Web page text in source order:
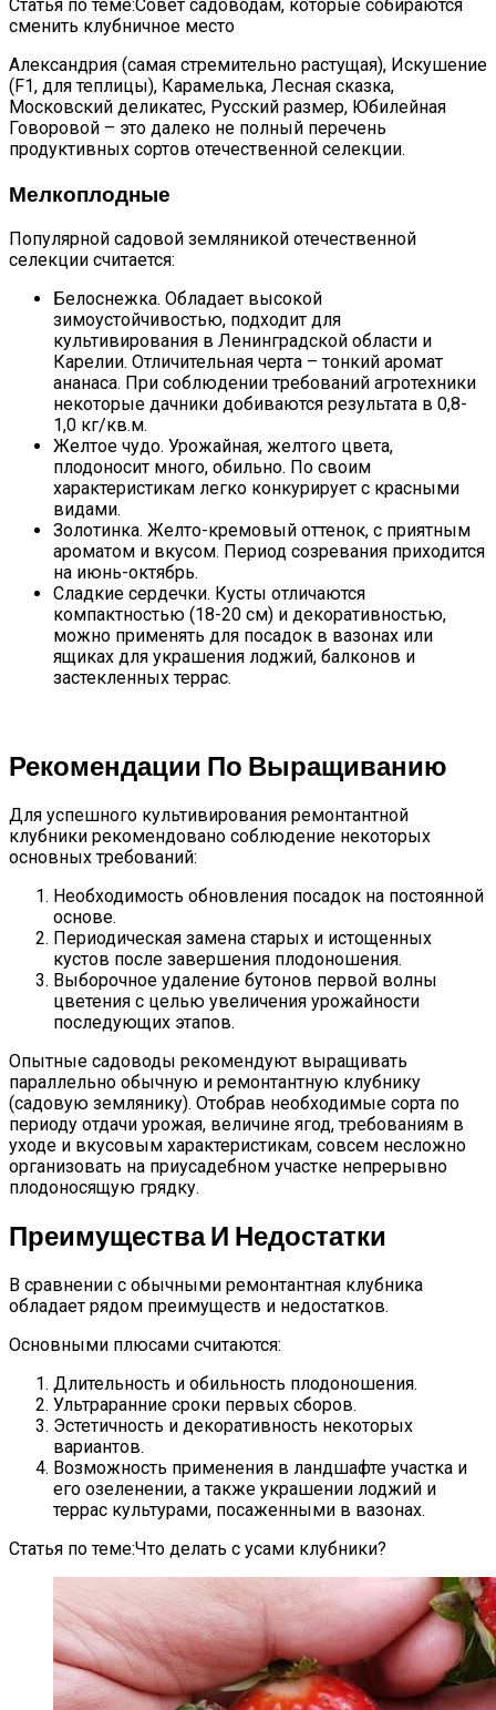
Статья по теме:Совет садоводам, которые собираются
сменить клубничное место
Александрия (самая стремительно растущая), Искушение
(F1, для теплицы), Карамелька, Лесная сказка,
Московский деликатес, Русский размер, Юбилейная
Говоровой – это далеко не полный перечень
продуктивных сортов отечественной селекции.
Мелкоплодные
Популярной садовой земляникой отечественной
селекции считается:
Белоснежка. Обладает высокой
зимоустойчивостью, подходит для
культивирования в Ленинградской области и
Карелии. Отличительная черта – тонкий аромат
ананаса. При соблюдении требований агротехники
некоторые дачники добиваются результата в 0,8-
1,0 кг/кв.м.
Желтое чудо. Урожайная, желтого цвета,
плодоносит много, обильно. По своим
характеристикам легко конкурирует с красными
видами.
Золотинка. Желто-кремовый оттенок, с приятным
ароматом и вкусом. Период созревания приходится
на июнь-октябрь.
Сладкие сердечки. Кусты отличаются
компактностью (18-20 см) и декоративностью,
можно применять для посадок в вазонах или
ящиках для украшения лоджий, балконов и
застекленных террас.
Рекомендации По Выращиванию
Для успешного культивирования ремонтантной
клубники рекомендовано соблюдение некоторых
основных требований:
Необходимость обновления посадок на постоянной
основе.
Периодическая замена старых и истощенных
кустов после завершения плодоношения.
Выборочное удаление бутонов первой волны
цветения с целью увеличения урожайности
последующих этапов.
Опытные садоводы рекомендуют выращивать
параллельно обычную и ремонтантную клубнику
(садовую землянику). Отобрав необходимые сорта по
периоду отдачи урожая, величине ягод, требованиям в
уходе и вкусовым характеристикам, совсем несложно
организовать на приусадебном участке непрерывно
плодоносящую грядку.
Преимущества И Недостатки
В сравнении с обычными ремонтантная клубника
обладает рядом преимуществ и недостатков.
Основными плюсами считаются:
Длительность и обильность плодоношения.
Ультраранние сроки первых сборов.
Эстетичность и декоративность некоторых
вариантов.
Возможность применения в ландшафте участка и
его озеленении, а также украшении лоджий и
террас культурами, посаженными в вазонах.
Статья по теме:Что делать с усами клубники?